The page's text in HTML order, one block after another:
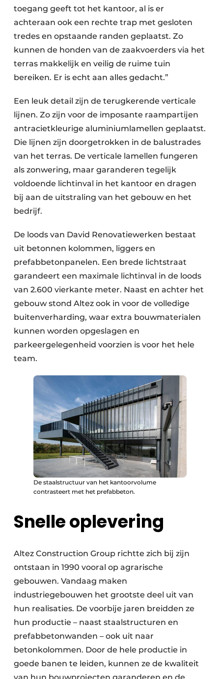
toegang geeft tot het kantoor, al is er
achteraan ook een rechte trap met gesloten
tredes en opstaande randen geplaatst. Zo
kunnen de honden van de zaakvoerders via het
terras makkelijk en veilig de ruime tuin
bereiken. Er is echt aan alles gedacht.”
Een leuk detail zijn de terugkerende verticale
lijnen. Zo zijn voor de imposante raampartijen
antracietkleurige aluminiumlamellen geplaatst.
Die lijnen zijn doorgetrokken in de balustrades
van het terras. De verticale lamellen fungeren
als zonwering, maar garanderen tegelijk
voldoende lichtinval in het kantoor en dragen
bij aan de uitstraling van het gebouw en het
bedrijf.
De loods van David Renovatiewerken bestaat
uit betonnen kolommen, liggers en
prefabbetonpanelen. Een brede lichtstraat
garandeert een maximale lichtinval in de loods
van 2.600 vierkante meter. Naast en achter het
gebouw stond Altez ook in voor de volledige
buitenverharding, waar extra bouwmaterialen
kunnen worden opgeslagen en
parkeergelegenheid voorzien is voor het hele
team.
De staalstructuur van het kantoorvolume
contrasteert met het prefabbeton.
Snelle oplevering
Altez Construction Group richtte zich bij zijn
ontstaan in 1990 vooral op agrarische
gebouwen. Vandaag maken
industriegebouwen het grootste deel uit van
hun realisaties. De voorbije jaren breidden ze
hun productie – naast staalstructuren en
prefabbetonwanden – ook uit naar
betonkolommen. Door de hele productie in
goede banen te leiden, kunnen ze de kwaliteit
van hun bouwprojecten garanderen en de